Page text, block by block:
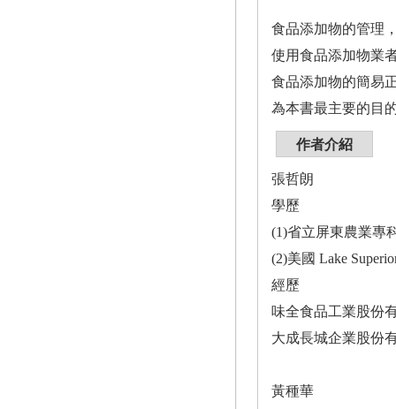
食品添加物的管理
使用食品添加物業
食品添加物的簡易
為本書最主要的目
作者介紹
張哲朗
學歷
(1)省立屏東農業專
(2)美國 Lake
經歷
味全食品工業股份
大成長城企業股份
黃種華